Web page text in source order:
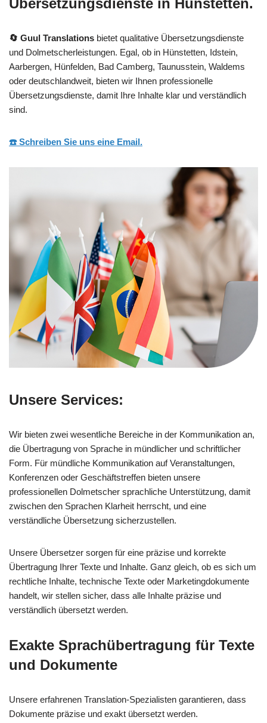
Übersetzungsdienste in Hünstetten.
🔄 Guul Translations bietet qualitative Übersetzungsdienste
und Dolmetscherleistungen. Egal, ob in Hünstetten, Idstein,
Aarbergen, Hünfelden, Bad Camberg, Taunusstein, Waldems
oder deutschlandweit, bieten wir Ihnen professionelle
Übersetzungsdienste, damit Ihre Inhalte klar und verständlich
sind.
☎️ Schreiben Sie uns eine Email.
Unsere Services:
Wir bieten zwei wesentliche Bereiche in der Kommunikation an,
die Übertragung von Sprache in mündlicher und schriftlicher
Form. Für mündliche Kommunikation auf Veranstaltungen,
Konferenzen oder Geschäftstreffen bieten unsere
professionellen Dolmetscher sprachliche Unterstützung, damit
zwischen den Sprachen Klarheit herrscht, und eine
verständliche Übersetzung sicherzustellen.
Unsere Übersetzer sorgen für eine präzise und korrekte
Übertragung Ihrer Texte und Inhalte. Ganz gleich, ob es sich um
rechtliche Inhalte, technische Texte oder Marketingdokumente
handelt, wir stellen sicher, dass alle Inhalte präzise und
verständlich übersetzt werden.
Exakte Sprachübertragung für Texte
und Dokumente
Unsere erfahrenen Translation-Spezialisten garantieren, dass
Dokumente präzise und exakt übersetzt werden.